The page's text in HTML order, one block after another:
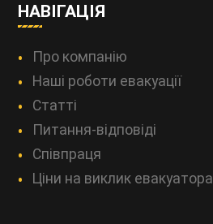
НАВІГАЦІЯ
Про компанію
Наші роботи евакуації
Статті
Питання-відповіді
Співпраця
Ціни на виклик евакуатора